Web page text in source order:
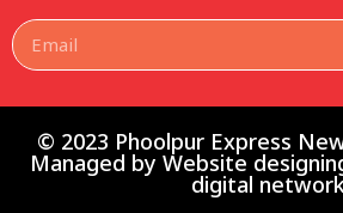
© 2023 Phoolpur Express
Managed by Website
digital